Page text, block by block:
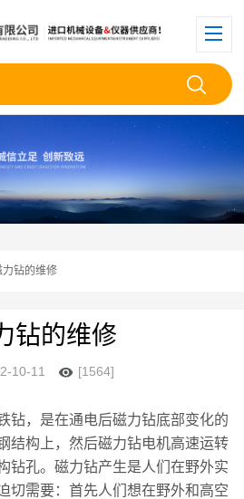
力钻的维修
钻的维修
10-11 [1564]
钻，是在通电后磁力钻底部变化的
结构上，然后磁力钻电机高速运转
钻孔。磁力钻产生是人们在野外实
切需要：首先人们想在野外和高空